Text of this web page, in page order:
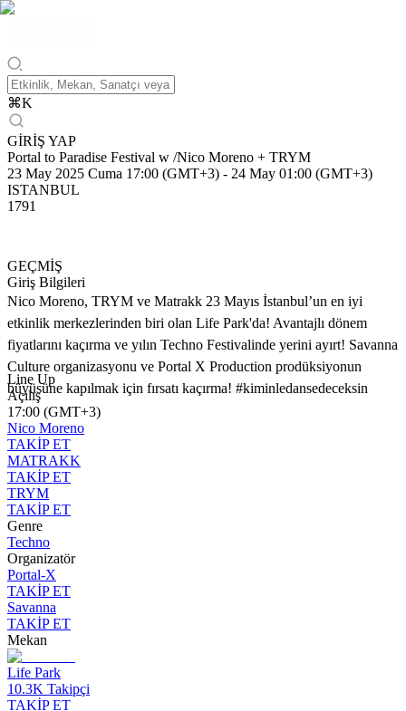
⌘K
GİRİŞ YAP
Portal to Paradise Festival w /Nico Moreno + TRYM
23 May 2025 Cuma 17:00 (GMT+3) - 24 May 01:00 (GMT+3)
ISTANBUL
1791
GEÇMİŞ
Giriş Bilgileri
Nico Moreno, TRYM ve Matrakk 23 Mayıs İstanbul’un en iyi
etkinlik merkezlerinden biri olan Life Park'da! Avantajlı dönem
fiyatlarını kaçırma ve yılın Techno Festivalinde yerini ayırt! Savanna
Culture organizasyonu ve Portal X Production prodüksiyonun
büyüsüne kapılmak için fırsatı kaçırma! #kiminledansedeceksin
Line Up
Açılış
17:00 (GMT+3)
Nico Moreno
TAKİP ET
MATRAKK
TAKİP ET
TRYM
TAKİP ET
Genre
Techno
Organizatör
Portal-X
TAKİP ET
Savanna
TAKİP ET
Mekan
Life Park
10.3K Takipçi
TAKİP ET